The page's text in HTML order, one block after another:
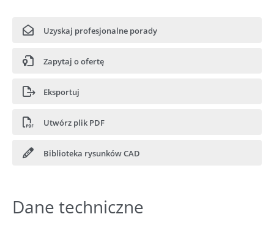
Uzyskaj profesjonalne porady
Zapytaj o ofertę
Eksportuj
Utwórz plik PDF
Biblioteka rysunków CAD
Dane techniczne